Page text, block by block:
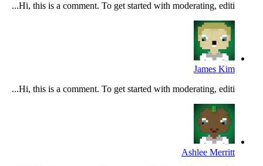
Hi, this is a comment. To get started with moderating, editi...
James Kim
Hi, this is a comment. To get started with moderating, editi...
Ashlee Merritt